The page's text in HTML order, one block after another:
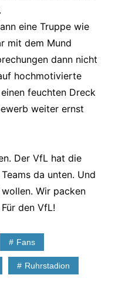
eine Truppe wie
mit dem Mund
dann nicht
hochmotivierte
feuchten Dreck
weiter ernst
Der VfL hat die
da unten. Und
Wir packen
den VfL!
Fans
Ruhrstadion